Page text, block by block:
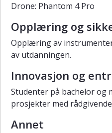
Drone: Phantom 4 Pro
Opplæring og
Opplæring av
av utdanningen.
Innovasjon og
Studenter på bachelor og
prosjekter med
Annet